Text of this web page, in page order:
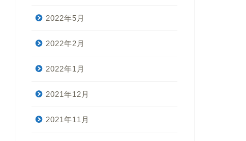
2022年5月
2022年2月
2022年1月
2021年12月
2021年11月